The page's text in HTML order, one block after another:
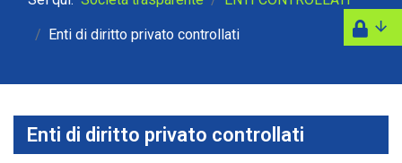
Enti di diritto privato controllati
Enti di diritto privato controllati